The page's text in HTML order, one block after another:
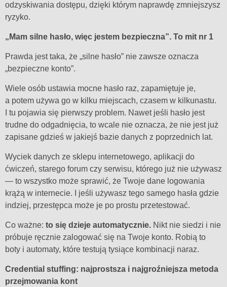
odzyskiwania dostępu, dzięki którym naprawdę zmniejszysz
ryzyko.
„Mam silne hasło, więc jestem bezpieczna”. To mit nr 1
Prawda jest taka, że „silne hasło” nie zawsze oznacza
„bezpieczne konto”.
Wiele osób ustawia mocne hasło raz, zapamiętuje je,
a potem używa go w kilku miejscach, czasem w kilkunastu.
I tu pojawia się pierwszy problem. Nawet jeśli hasło jest
trudne do odgadnięcia, to wcale nie oznacza, że nie jest już
zapisane gdzieś w jakiejś bazie danych z poprzednich lat.
Wyciek danych ze sklepu internetowego, aplikacji do
ćwiczeń, starego forum czy serwisu, którego już nie używasz
— to wszystko może sprawić, że Twoje dane logowania
krążą w internecie. I jeśli używasz tego samego hasła gdzie
indziej, przestępca może je po prostu przetestować.
Co ważne: to się dzieje automatycznie. Nikt nie siedzi i nie
próbuje ręcznie zalogować się na Twoje konto. Robią to
boty i automaty, które testują tysiące kombinacji naraz.
Credential stuffing: najprostsza i najgroźniejsza metoda
przejmowania kont